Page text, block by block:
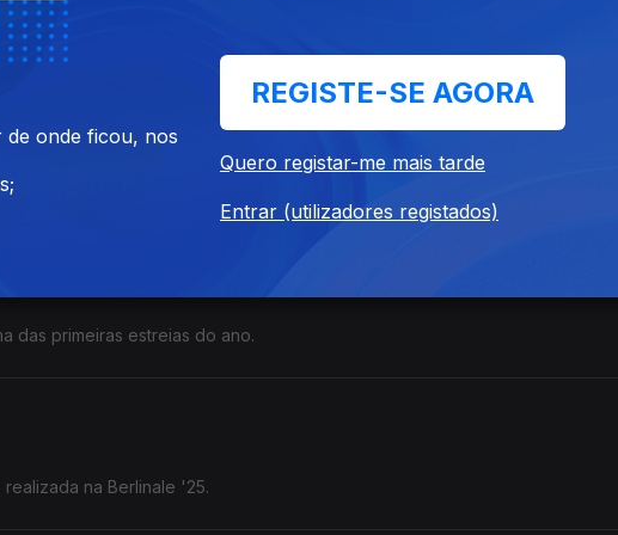
semana dos primeiros concertos.
com destaque para as categorias principais.
das primeiras estreias do ano.
na Berlinale '25.
de onde ficou, nos
REGISTE-SE AGORA
Quero registar-me mais tarde
Entrar (utilizadores registados)